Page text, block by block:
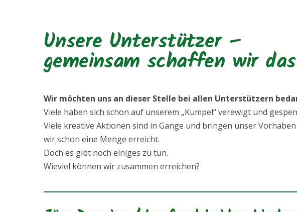
Unsere Unterstützer –
gemeinsam schaffen wir
Wir möchten uns an dieser Stelle bei allen Unterstützern
Viele haben sich schon auf unserem „Kumpel“ verewigt und
Viele kreative Aktionen sind in Gange und bringen unser
wir schon eine Menge erreicht.
Doch es gibt noch einiges zu tun.
Wieviel können wir zusammen erreichen?